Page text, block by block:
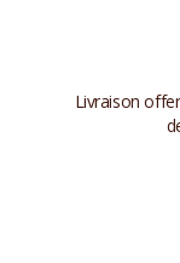
Livraison